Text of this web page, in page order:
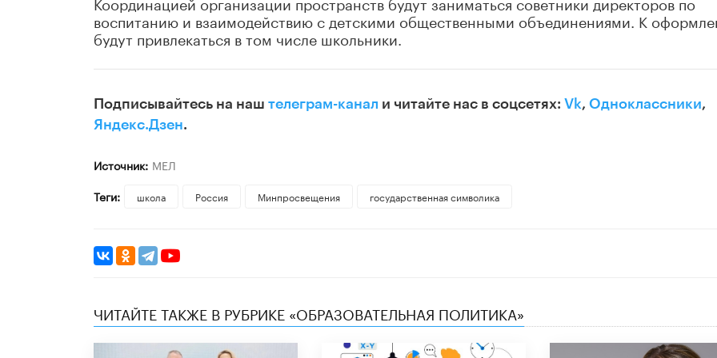
воспитанию и взаимодействию с детскими общественными объединениями. К
будут привлекаться в том числе школьники.
Подписывайтесь на наш телеграм-канал и читайте нас в соцсетях: Vk, Одноклассники,
Яндекс.Дзен.
Источник: МЕЛ
Теги:
школа Россия Минпросвещения государственная символика
ЧИТАЙТЕ ТАКЖЕ В РУБРИКЕ «ОБРАЗОВАТЕЛЬНАЯ ПОЛИТИКА»